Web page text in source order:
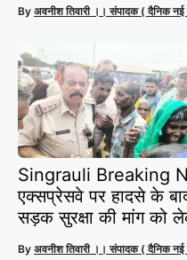
By अवनीश तिवारी ।। संपादक ( दैनिक
Singrauli Breaking
एक्सप्रेसवे पर हादसे के
सड़क सुरक्षा की मांग को
By अवनीश तिवारी ।। संपादक ( दैनिक